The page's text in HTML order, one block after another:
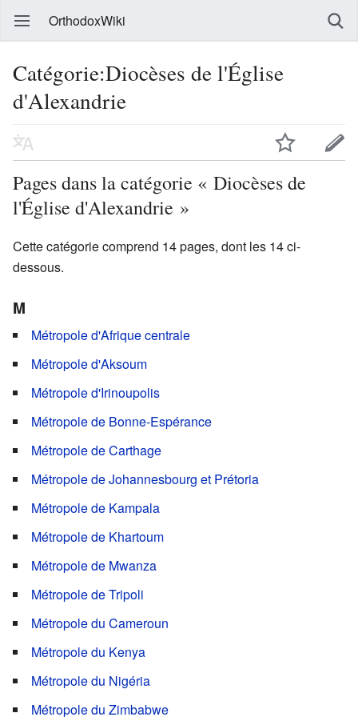
OrthodoxWiki
Catégorie:Diocèses de l'Église
d'Alexandrie
Pages dans la catégorie « Diocèses de
l'Église d'Alexandrie »
Cette catégorie comprend 14 pages, dont les 14 ci-
dessous.
M
Métropole d'Afrique centrale
Métropole d'Aksoum
Métropole d'Irinoupolis
Métropole de Bonne-Espérance
Métropole de Carthage
Métropole de Johannesbourg et Prétoria
Métropole de Kampala
Métropole de Khartoum
Métropole de Mwanza
Métropole de Tripoli
Métropole du Cameroun
Métropole du Kenya
Métropole du Nigéria
Métropole du Zimbabwe